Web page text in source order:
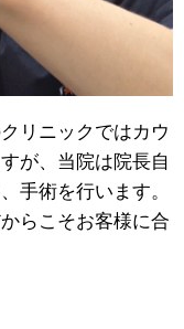
リニックではカウ
が、当院は院長自
手術を行います。
らこそお客様に合